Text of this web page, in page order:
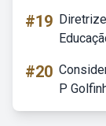
#19
#20
P